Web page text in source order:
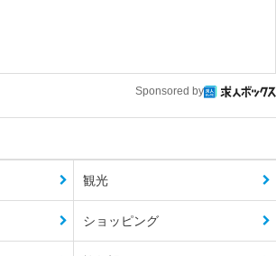
Sponsored by
観光
ショッピング